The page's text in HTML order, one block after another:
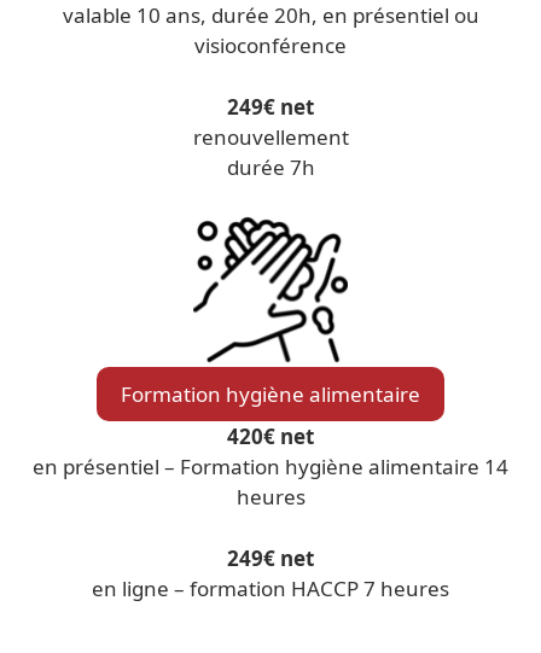
valable 10 ans, durée 20h, en présentiel ou
visioconférence
249€ net
renouvellement
durée 7h
Formation hygiène alimentaire
420€ net
en présentiel – Formation hygiène alimentaire 14
heures
249€ net
en ligne – formation HACCP 7 heures